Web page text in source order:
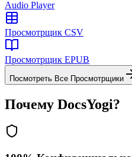
Audio Player
Просмотрщик CSV
Просмотрщик EPUB
Посмотреть Все Просмотрщики
Почему DocsYogi?